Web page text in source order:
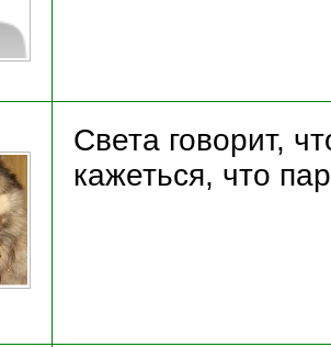
Света говорит,
кажеться, что